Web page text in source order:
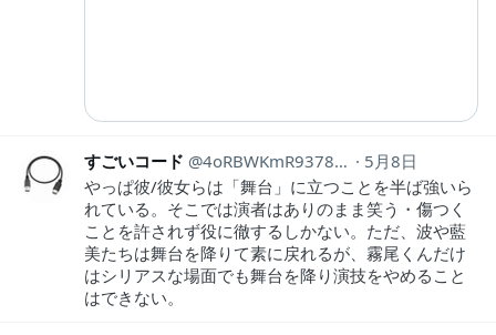
すごいコード 4oRBWKmR9378862
5月8日
やっぱ彼/彼女らは「舞台」に立つことを半ば強いら
れている。そこでは演者はありのまま笑う・傷つく
ことを許されず役に徹するしかない。ただ、波や藍
美たちは舞台を降りて素に戻れるが、霧尾くんだけ
はシリアスな場面でも舞台を降り演技をやめること
はできない。